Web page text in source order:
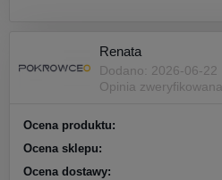
Renata
Dodano: 2026-06-22
Opinia zweryfikowana
Ocena produktu:
Ocena sklepu:
Ocena dostawy: